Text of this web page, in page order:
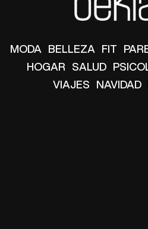
MODA BELLEZA FIT
HOGAR SALUD
VIAJES NAVIDAD